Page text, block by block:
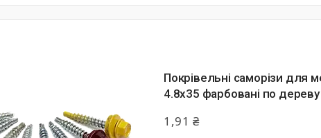
Покрівельні саморізи для
4.8х35 фарбовані по дереву
1,91 ₴